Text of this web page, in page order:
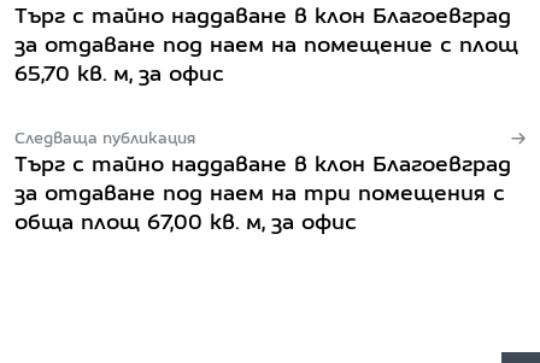
Търг с тайно наддаване в клон Благоевград
за отдаване под наем на помещение с площ
65,70 кв. м, за офис
Следваща публикация
Търг с тайно наддаване в клон Благоевград
за отдаване под наем на три помещения с
обща площ 67,00 кв. м, за офис